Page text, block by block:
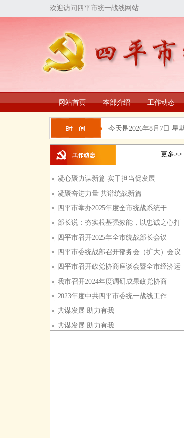
欢迎访问四平市统一战线网站
网站首页 本部介绍 工作动态
今天是2026年8月7日 星
更多>>
凝心聚力谋新篇 实干担当促发展
凝聚奋进力量 共谱统战新篇
四平市举办2025年度全市统战系统干
部长说：夯实根基强效能，以忠诚之心打
四平市召开2025年全市统战部长会议
四平市委统战部召开部务会（扩大）会议
四平市召开政党协商座谈会暨全市经济运
我市召开2024年度调研成果政党协商
2023年度中共四平市委统一战线工作
共谋发展 助力有我
共谋发展 助力有我